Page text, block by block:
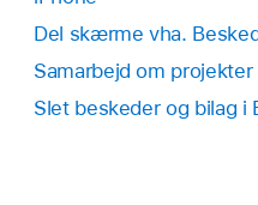
Del skærme vha.
Samarbejd om
Slet beskeder og bilag i